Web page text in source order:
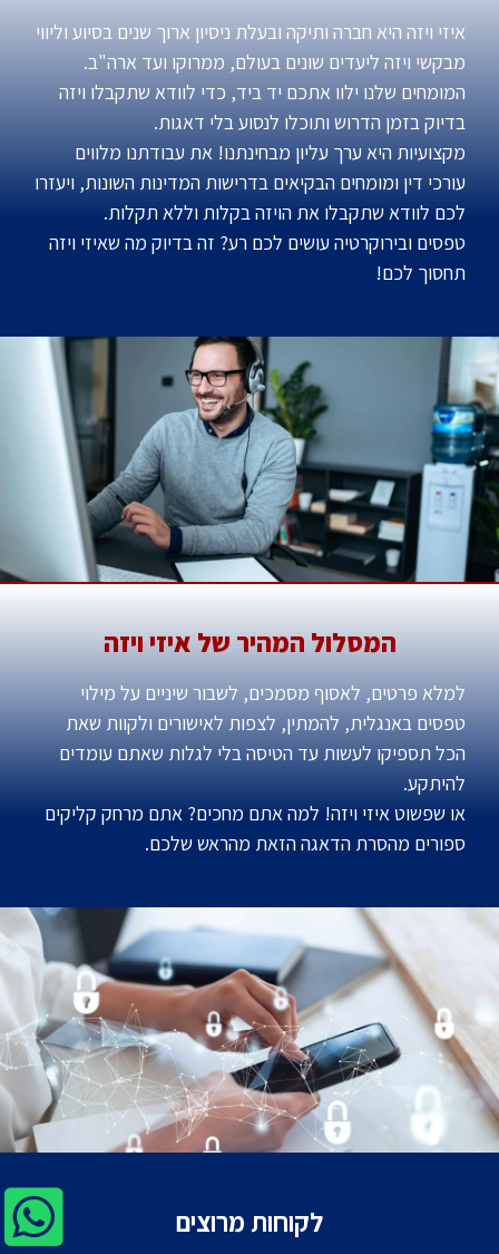
איזי ויזה היא חברה ותיקה ובעלת ניסיון ארוך שנים בסיוע וליווי
מבקשי ויזה ליעדים שונים בעולם, ממרוקו ועד ארה"ב.
המומחים שלנו ילוו אתכם יד ביד, כדי לוודא שתקבלו ויזה
בדיוק בזמן הדרוש ותוכלו לנסוע בלי דאגות.
מקצועיות היא ערך עליון מבחינתנו! את עבודתנו מלווים
עורכי דין ומומחים הבקיאים בדרישות המדינות השונות, ויעזרו
לכם לוודא שתקבלו את הויזה בקלות וללא תקלות.
טפסים ובירוקרטיה עושים לכם רע? זה בדיוק מה שאיזי ויזה
תחסוך לכם!
המסלול המהיר של איזי ויזה
למלא פרטים, לאסוף מסמכים, לשבור שיניים על מילוי
טפסים באנגלית, להמתין, לצפות לאישורים ולקוות שאת
הכל תספיקו לעשות עד הטיסה בלי לגלות שאתם עומדים
להיתקע.
או שפשוט איזי ויזה! למה אתם מחכים? אתם מרחק קליקים
ספורים מהסרת הדאגה הזאת מהראש שלכם.
לקוחות מרוצים